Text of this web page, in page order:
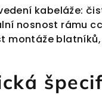
kabeláže:
nosnost rámu
montáže